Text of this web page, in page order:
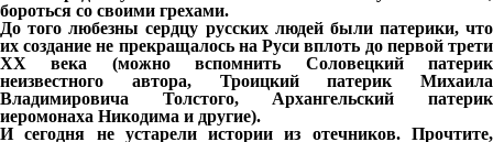
бороться со своими грехами.
До того любезны сердцу русских людей были патерики, что
их создание не прекращалось на Руси вплоть до первой трети
XX века (можно вспомнить Соловецкий патерик
неизвестного автора, Троицкий патерик Михаила
Владимировича Толстого, Архангельский патерик
иеромонаха Никодима и другие).
И сегодня не устарели истории из отечников. Прочтите,